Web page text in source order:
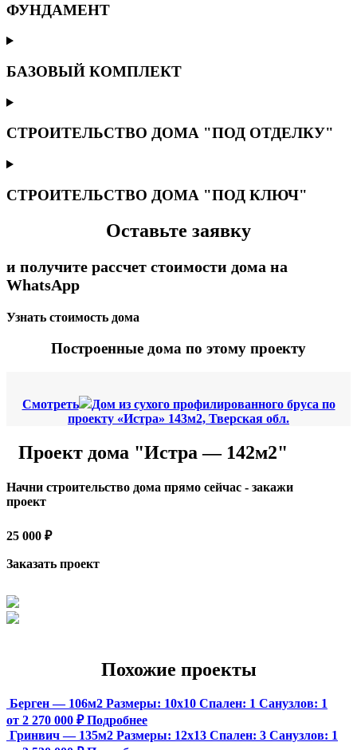
ФУНДАМЕНТ
БАЗОВЫЙ КОМПЛЕКТ
СТРОИТЕЛЬСТВО ДОМА "ПОД ОТДЕЛКУ"
СТРОИТЕЛЬСТВО ДОМА "ПОД КЛЮЧ"
Оставьте заявку
и получите рассчет стоимости дома на
WhatsApp
Узнать стоимость дома
Построенные дома по этому проекту
Смотреть
Дом из сухого профилированного бруса по
проекту «Истра» 143м2, Тверская обл.
Проект дома "Истра — 142м2"
Начни строительство дома прямо сейчас - закажи
проект
25 000 ₽
Заказать проект
Похожие проекты
Берген — 106м2 Размеры: 10х10 Спален: 1 Санузлов: 1
от 2 270 000 ₽ Подробнее
Гринвич — 135м2 Размеры: 12х13 Спален: 3 Санузлов: 1